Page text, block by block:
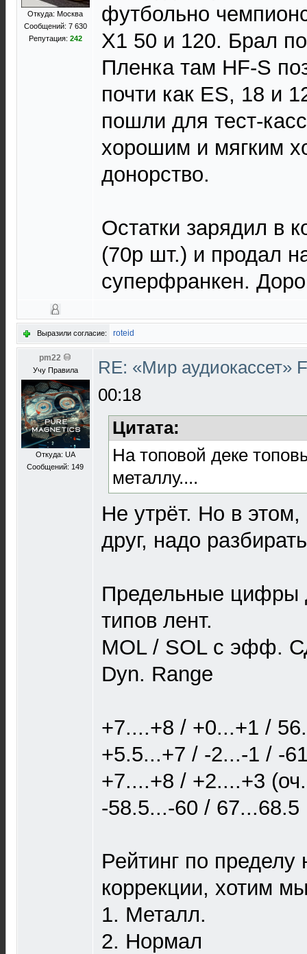
Откуда: Москва
Сообщений: 7 630
Репутация: 242
футбольно
Х1 50 и 120. Брал
Пленка там HF-S
почти как ЕS, 18 и
пошли для тест-
хорошим и мягким
донорство.
Остатки зарядил в
(70р шт.) и продал
суперфранкен.
Выразили согласие: roteid
pm22
Учу Правила
Откуда: UA
Сообщений: 149
RE: «Мир аудиокассет»
00:18
Цитата:
На топовой деке
металлу....
Не утрёт. Но в этом,
друг, надо
Предельные цифры
типов лент.
MOL / SOL с эфф.
Dyn. Range
+7....+8 / +0...+1 /
+5.5...+7 / -2...-1 / -
+7....+8 / +2....+3
-58.5...-60 / 67...68.5
Рейтинг по пределу
коррекции, хотим
1. Металл.
2. Нормал